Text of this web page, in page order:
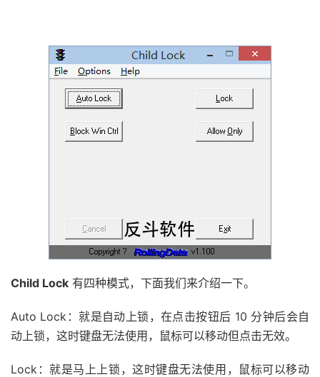
Child Lock 有四种模式，下面我们来介绍一下。
Auto Lock：就是自动上锁，在点击按钮后 10 分钟后会自
动上锁，这时键盘无法使用，鼠标可以移动但点击无效。
Lock：就是马上上锁，这时键盘无法使用，鼠标可以移动